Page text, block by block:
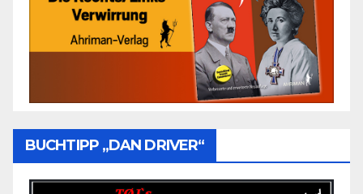
BUCHTIPP „DAN DRIVER“